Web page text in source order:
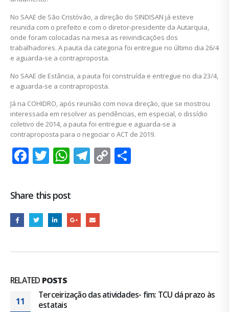
No SAAE de São Cristóvão, a direção do SINDISAN já esteve
reunida com o prefeito e com o diretor-presidente da Autarquia,
onde foram colocadas na mesa as reivindicações dos
trabalhadores. A pauta da categoria foi entregue no último dia 26/4
e aguarda-se a contraproposta.
No SAAE de Estância, a pauta foi construída e entregue no dia 23/4,
e aguarda-se a contraproposta.
Já na COHIDRO, após reunião com nova direção, que se mostrou
interessada em resolver as pendências, em especial, o dissídio
coletivo de 2014, a pauta foi entregue e aguarda-se a
contraproposta para o negociar o ACT de 2019.
Facebook
Twitter
WhatsApp
Telegram
Copy
Share this post
RELATED POSTS
11
Terceirização das atividades- fim: TCU dá prazo às
estatais